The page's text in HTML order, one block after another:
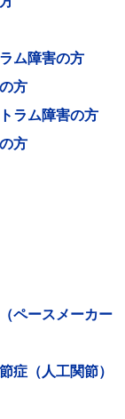
ム障害の方
方
ラム障害の方
方
ペースメーカー
症（人工関節）